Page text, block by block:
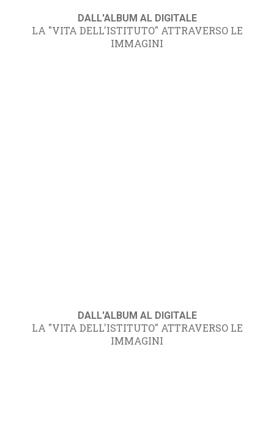
DALL'ALBUM AL DIGITALE
LA "VITA DELL'ISTITUTO" ATTRAVERSO LE
IMMAGINI
DALL'ALBUM AL DIGITALE
LA "VITA DELL'ISTITUTO" ATTRAVERSO LE
IMMAGINI